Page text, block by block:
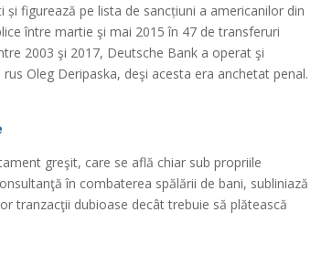
figurează pe lista de sancțiuni a americanilor din
între martie şi mai 2015 în 47 de transferuri
2003 şi 2017, Deutsche Bank a operat şi
Oleg Deripaska, deşi acesta era anchetat penal.
greşit, care se află chiar sub propriile
în combaterea spălării de bani, subliniază
tranzacţii dubioase decât trebuie să plătească